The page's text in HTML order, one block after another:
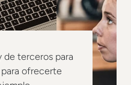
de terceros para
ofrecerte